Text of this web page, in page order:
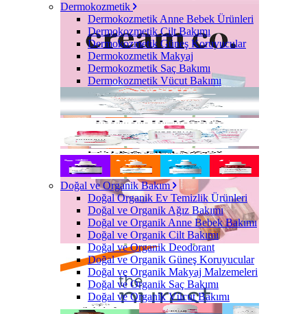
Dermokozmetik
Dermokozmetik Anne Bebek Ürünleri
Dermokozmetik Cilt Bakımı
Dermokozmetik Güneş Koruyucular
Dermokozmetik Makyaj
Dermokozmetik Saç Bakımı
Dermokozmetik Vücut Bakımı
Doğal ve Organik Bakım
Doğal Organik Ev Temizlik Ürünleri
Doğal ve Organik Ağız Bakımı
Doğal ve Organik Anne Bebek Bakımı
Doğal ve Organik Cilt Bakımı
Doğal ve Organik Deodorant
Doğal ve Organik Güneş Koruyucular
Doğal ve Organik Makyaj Malzemeleri
Doğal ve Organik Saç Bakımı
Doğal ve Organik Vücut Bakımı